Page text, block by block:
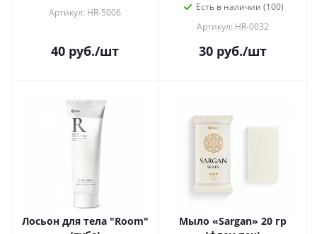
Артикул: HR-5006
40 руб./шт
Есть в наличии (100)
Артикул: HR-0032
30 руб./шт
Лосьон для тела "Room"
Мыло «Sargan» 20 гр